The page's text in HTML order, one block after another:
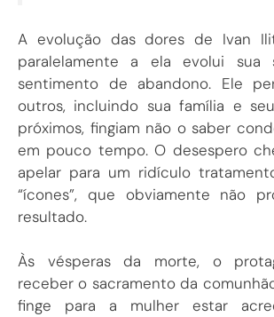
A evolução das dores de Ivan
paralelamente a ela evolui sua
sentimento de abandono. Ele
outros, incluindo sua família e
próximos, fingiam não o saber
em pouco tempo. O desespero
apelar para um ridículo
“ícones”, que obviamente não
resultado.
Às vésperas da morte, o
receber o sacramento da
finge para a mulher estar